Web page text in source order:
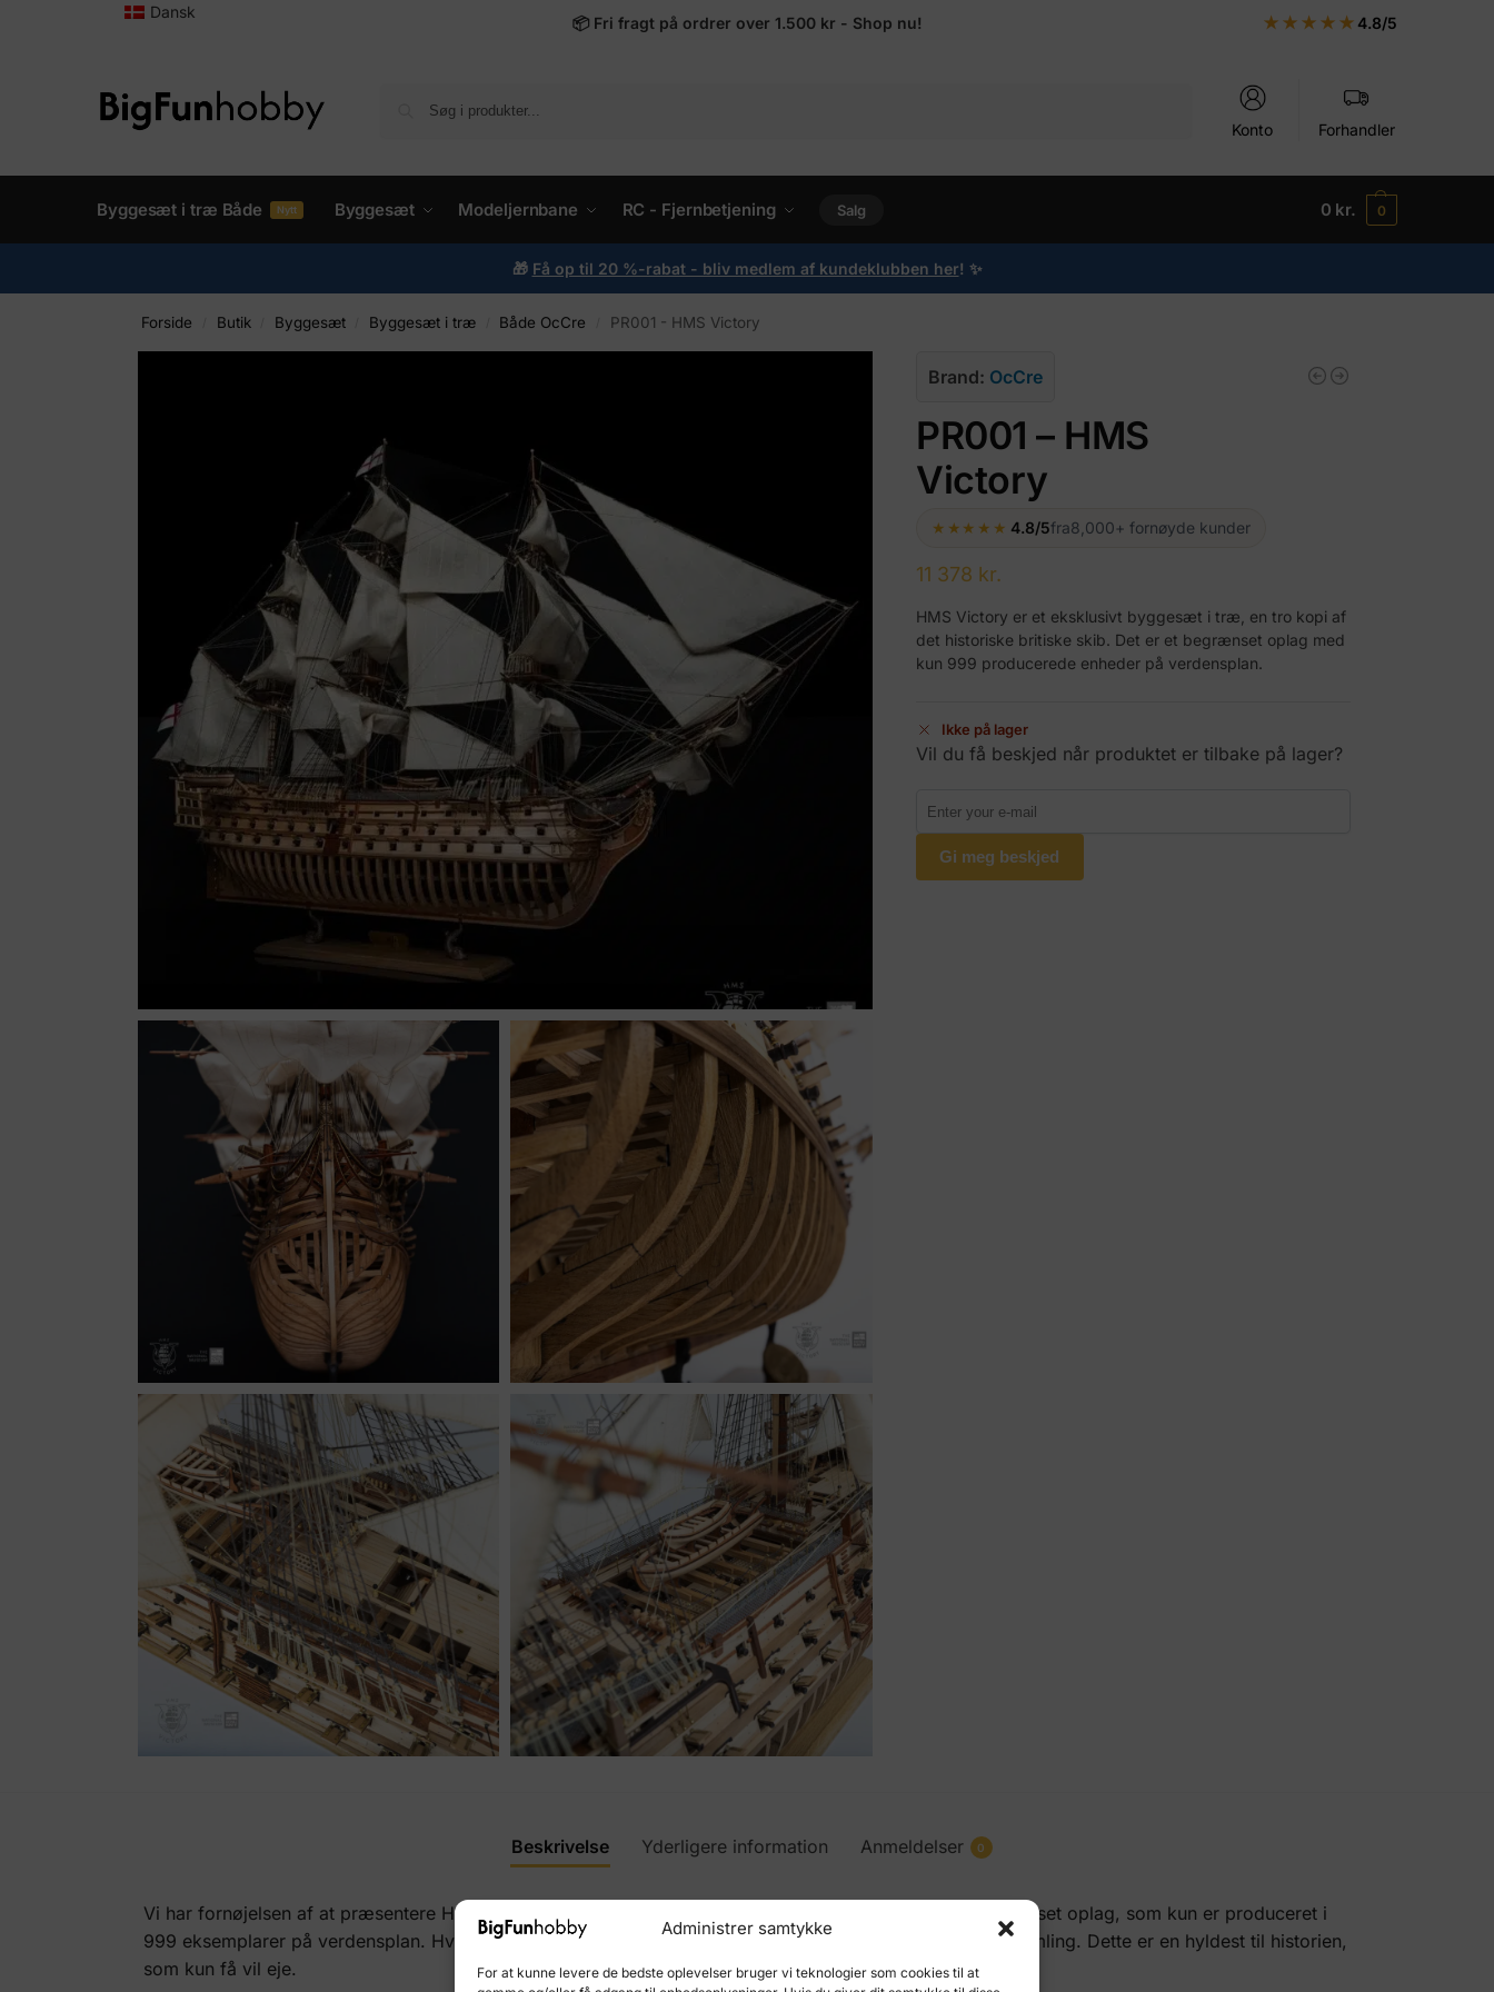
Administrer samtykke
For at kunne levere de bedste oplevelser bruger vi teknologier som cookies til at
Dansk
📦 Fri fragt på ordrer over 1.500 kr - Shop nu! ★★★★★ 4.8/5
Konto Forhandler
Byggesæt i træ Både Nytt Byggesæt Modeljernbane RC - Fjernbetjening Salg 0 kr. 0
🎁 Få op til 20 %-rabat - bliv medlem af kundeklubben her! ✨
Forside Butik Byggesæt Byggesæt i træ Både OcCre PR001 - HMS Victory
Brand: OcCre
PR001 – HMS
Victory
★★★★★ 4.8/5fra8,000+ fornøyde kunder
11 378 kr.
HMS Victory er et eksklusivt byggesæt i træ, en tro kopi af
det historiske britiske skib. Det er et begrænset oplag med
kun 999 producerede enheder på verdensplan.
Ikke på lager
Vil du få beskjed når produktet er tilbake på lager?
Gi meg beskjed
Beskrivelse Yderligere information Anmeldelser 0
Vi har fornøjelsen af at præsentere HMS Victory, et unikt skibsmodelsæt i træ fra OcCre. Det er et begrænset oplag, som kun er produceret i
999 eksemplarer på verdensplan. Hver enhed er nummereret, hvilket garanterer en unik tilføjelse til din samling. Dette er en hyldest til historien,
som kun få vil eje.